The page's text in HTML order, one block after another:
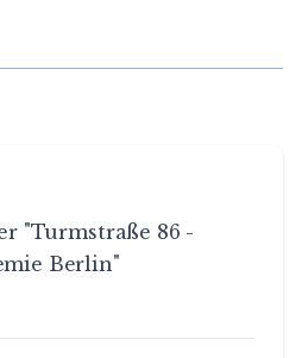
"Turmstraße 86 -
Berlin"